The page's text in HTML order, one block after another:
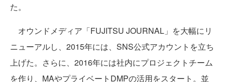
た。
オウンドメディア「FUJITSU JOURNAL」を大幅にリ
ニューアルし、2015年には、SNS公式アカウントを立ち
上げた。さらに、2016年には社内にプロジェクトチーム
を作り、MAやプライベートDMPの活用をスタート。並